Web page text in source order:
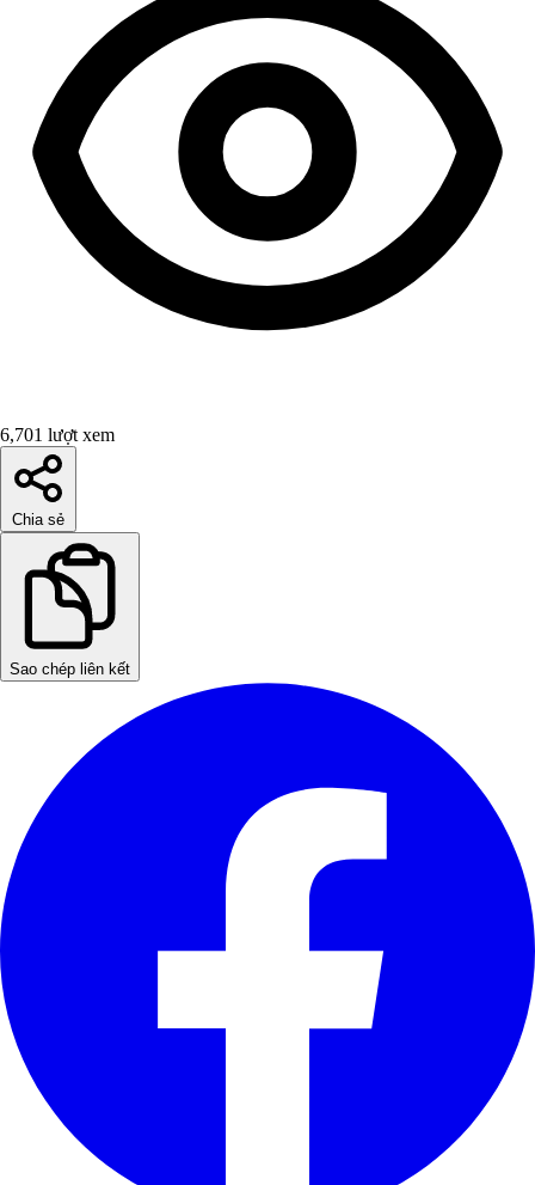
6,701 lượt xem
Chia sẻ
Sao chép liên kết